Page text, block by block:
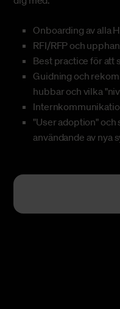
Onboarding av alla
RFI/RFP och
Best practice för att
Guidning och
hubbar och vilka
"User adoption" och
användande av nya